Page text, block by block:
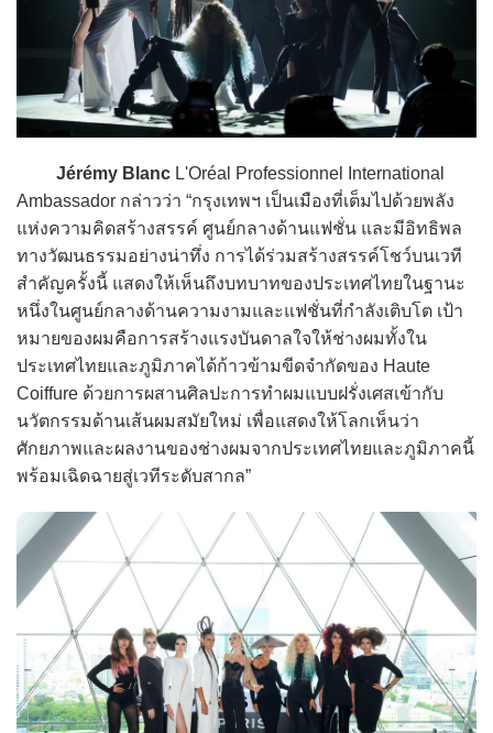
Jérémy Blanc L'Oréal Professionnel International
Ambassador กล่าวว่า “กรุงเทพฯ เป็นเมืองที่เต็มไปด้วยพลัง
แห่งความคิดสร้างสรรค์ ศูนย์กลางด้านแฟชั่น และมีอิทธิพล
ทางวัฒนธรรมอย่างน่าทึ่ง การได้ร่วมสร้างสรรค์โชว์บนเวที
สำคัญครั้งนี้ แสดงให้เห็นถึงบทบาทของประเทศไทยในฐานะ
หนึ่งในศูนย์กลางด้านความงามและแฟชั่นที่กำลังเติบโต เป้า
หมายของผมคือการสร้างแรงบันดาลใจให้ช่างผมทั้งใน
ประเทศไทยและภูมิภาคได้ก้าวข้ามขีดจำกัดของ Haute
Coiffure ด้วยการผสานศิลปะการทำผมแบบฝรั่งเศสเข้ากับ
นวัตกรรมด้านเส้นผมสมัยใหม่ เพื่อแสดงให้โลกเห็นว่า
ศักยภาพและผลงานของช่างผมจากประเทศไทยและภูมิภาคนี้
พร้อมเฉิดฉายสู่เวทีระดับสากล”